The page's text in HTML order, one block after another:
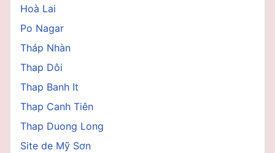
Hoà Lai
Po Nagar
Tháp Nhàn
Thap Dôi
Thap Banh It
Thap Canh Tiên
Thap Duong Long
Site de Mỹ Sơn